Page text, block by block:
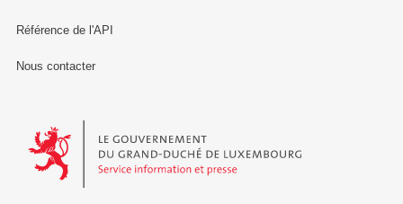
Référence de l'API
Nous contacter
Le Gouvernement du Grand-Duché de Luxembourg - Service